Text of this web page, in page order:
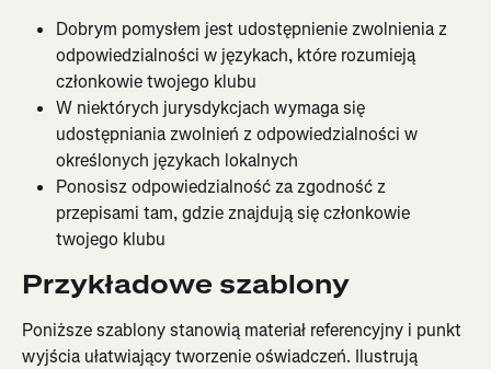
Dobrym pomysłem jest udostępnienie zwolnienia z
odpowiedzialności w językach, które rozumieją
członkowie twojego klubu
W niektórych jurysdykcjach wymaga się
udostępniania zwolnień z odpowiedzialności w
określonych językach lokalnych
Ponosisz odpowiedzialność za zgodność z
przepisami tam, gdzie znajdują się członkowie
twojego klubu
Przykładowe szablony
Poniższe szablony stanowią materiał referencyjny i punkt
wyjścia ułatwiający tworzenie oświadczeń. Ilustrują